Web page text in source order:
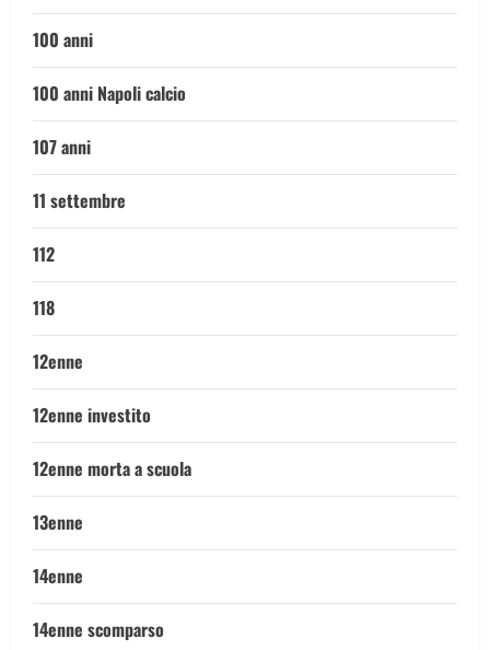
100 anni
100 anni Napoli calcio
107 anni
11 settembre
112
118
12enne
12enne investito
12enne morta a scuola
13enne
14enne
14enne scomparso